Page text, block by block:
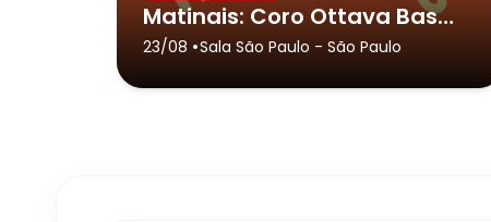
Matinais: Coro Ottava Bassa
23/08 •Sala São Paulo - São Paulo